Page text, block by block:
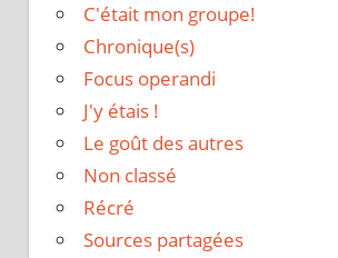
C'était mon groupe!
Chronique(s)
Focus operandi
J'y étais !
Le goût des autres
Non classé
Récré
Sources partagées